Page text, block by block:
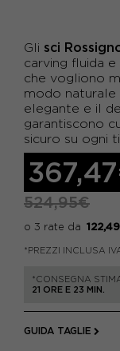
Gli sci
carving fluida
che vogliono
modo
elegante e il
garantiscono
sicuro su ogni
524,95€
*PREZZI INCLUSA
*CONSEGNA
21 ORE E 23 MIN.
GUIDA TAGLIE